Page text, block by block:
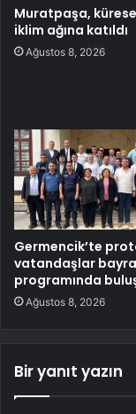
Muratpaşa,
iklim ağına katıldı
Ağustos 8, 2026
Germencik’te
vatandaşlar
programında
Ağustos 8, 2026
Bir yanıt yazın